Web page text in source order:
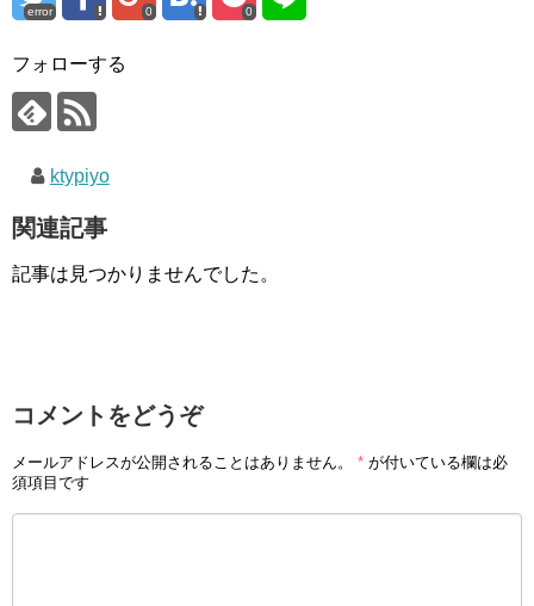
error 0 0
フォローする
ktypiyo
関連記事
記事は見つかりませんでした。
コメントをどうぞ
メールアドレスが公開されることはありません。 * が付いている欄は必
須項目です